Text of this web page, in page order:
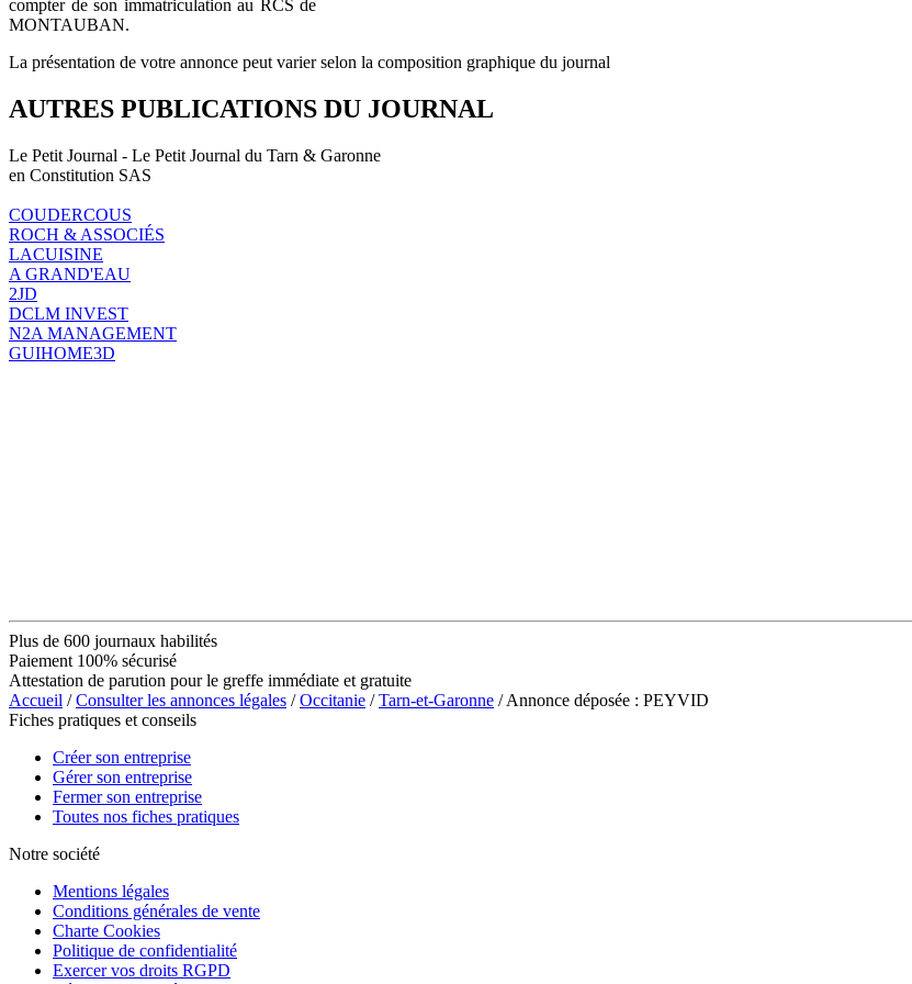
compter de son immatriculation au RCS de
MONTAUBAN.
La présentation de votre annonce peut varier selon la composition graphique du journal
AUTRES PUBLICATIONS DU JOURNAL
Le Petit Journal - Le Petit Journal du Tarn & Garonne
en Constitution SAS
COUDERCOUS
ROCH & ASSOCIÉS
LACUISINE
A GRAND'EAU
2JD
DCLM INVEST
N2A MANAGEMENT
GUIHOME3D
Plus de 600 journaux habilités
Paiement 100% sécurisé
Attestation de parution pour le greffe immédiate et gratuite
Accueil /Consulter les annonces légales /Occitanie /Tarn-et-Garonne / Annonce déposée : PEYVID
Fiches pratiques et conseils
Créer son entreprise
Gérer son entreprise
Fermer son entreprise
Toutes nos fiches pratiques
Notre société
Mentions légales
Conditions générales de vente
Charte Cookies
Politique de confidentialité
Exercer vos droits RGPD